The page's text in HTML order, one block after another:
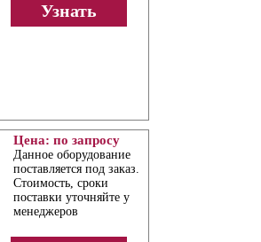
Узнать
Цена: по запросу
Данное оборудование
поставляется под заказ.
Стоимость, сроки
поставки уточняйте у
менеджеров